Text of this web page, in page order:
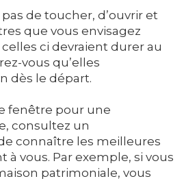
de toucher, d’ouvrir et
que vous envisagez
ci devraient durer au
vous qu’elles
dès le départ.
fenêtre pour une
consultez un
connaître les meilleures
à vous. Par exemple, si vous
patrimoniale, vous